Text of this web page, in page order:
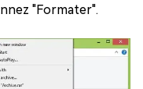
"Formater".